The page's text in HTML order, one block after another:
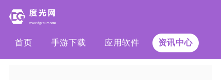
首页 手游下载 应用软件 资讯中心